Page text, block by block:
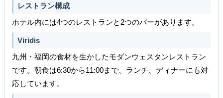
レストラン構成
ホテル内には4つのレストランと2つのバーがあります。
Viridis
九州・福岡の食材を生かしたモダンウェスタンレストラン
です。朝食は6:30から11:00まで、ランチ、ディナーにも対
応しています。